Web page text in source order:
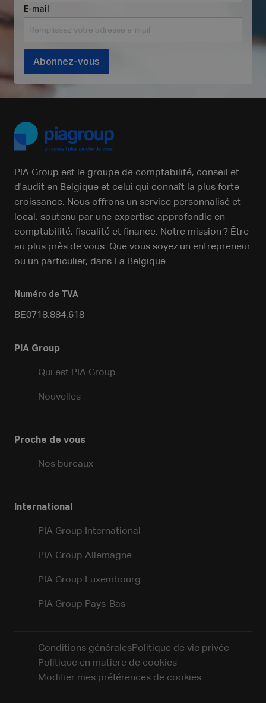
E-mail
Abonnez-vous
PIA Group est le groupe de comptabilité, conseil et
d'audit en Belgique et celui qui connaît la plus forte
croissance. Nous offrons un service personnalisé et
local, soutenu par une expertise approfondie en
comptabilité, fiscalité et finance. Notre mission ? Être
au plus près de vous. Que vous soyez un entrepreneur
ou un particulier, dans La Belgique.
Numéro de TVA
BE0718.884.618
PIA Group
Qui est PIA Group
Nouvelles
Proche de vous
Nos bureaux
International
PIA Group International
PIA Group Allemagne
PIA Group Luxembourg
PIA Group Pays-Bas
Conditions généralesPolitique de vie privée
Politique en matiere de cookies
Modifier mes préférences de cookies